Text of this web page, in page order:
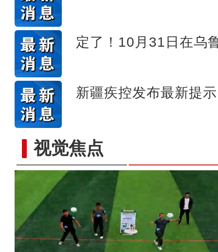
定了！10月31日在乌
新疆疾控发布最新提示
视觉焦点镜头下的六团：从田间到地